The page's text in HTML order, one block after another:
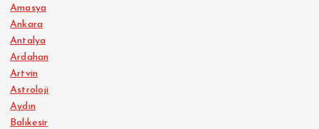
Amasya
Ankara
Antalya
Ardahan
Artvin
Astroloji
Aydın
Balıkesir